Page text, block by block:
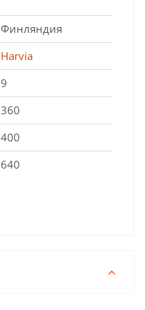
Финляндия
Harvia
9
360
400
640